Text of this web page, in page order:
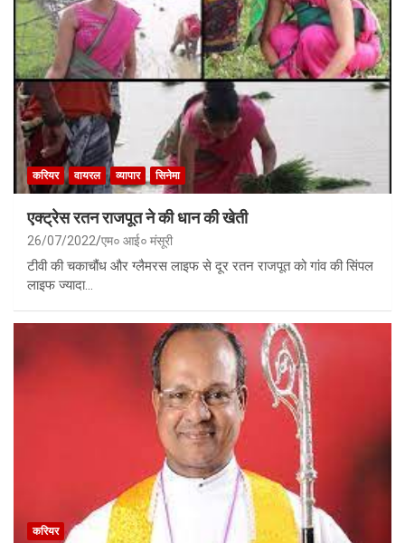
करियर वायरल व्यापार सिनेमा
एक्ट्रेस रतन राजपूत ने की धान की खेती
26/07/2022 एम० आई० मंसूरी
टीवी की चकाचौंध और ग्लैमरस लाइफ से दूर रतन राजपूत को गांव की सिंपल
लाइफ ज्यादा…
करियर